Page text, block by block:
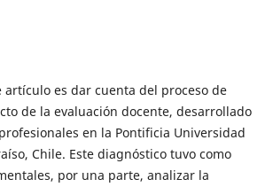
artículo es dar cuenta del proceso de
de la evaluación docente, desarrollado
en la Pontificia Universidad
Chile. Este diagnóstico tuvo como
por una parte, analizar la